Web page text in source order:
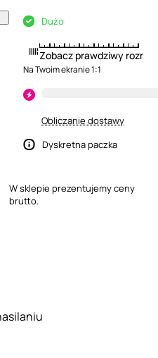
Dużo
Zobacz prawdziwy
Na Twoim ekranie 1:1
Obliczanie dostawy
Dyskretna paczka
W sklepie prezentujemy ceny
brutto.